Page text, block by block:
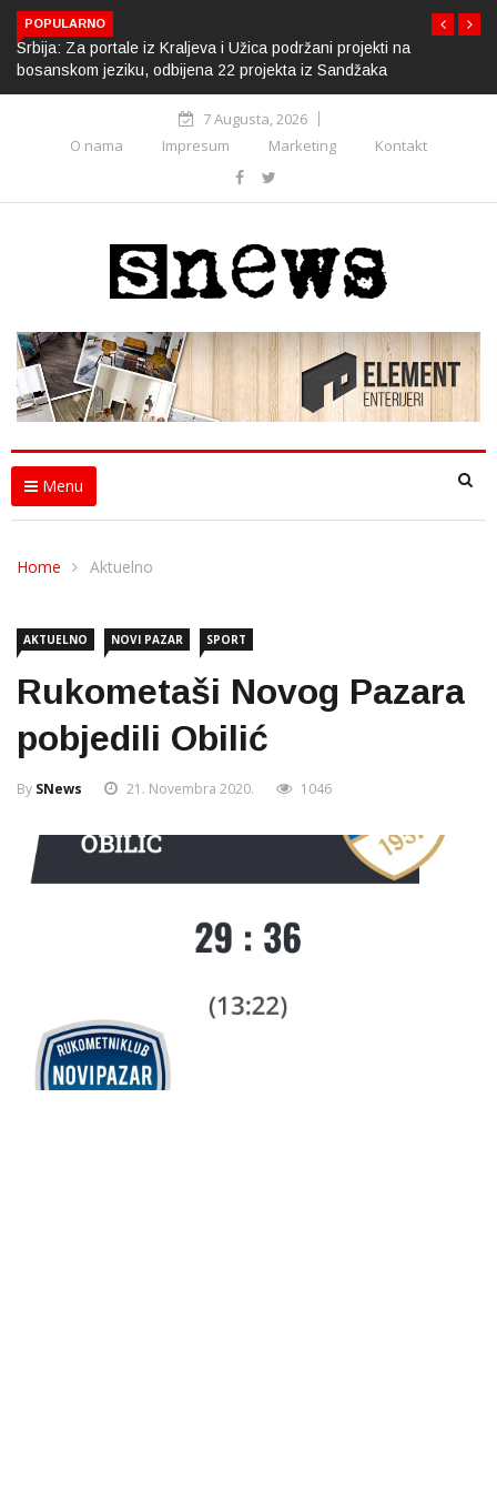
POPULARNO
Srbija: Za portale iz Kraljeva i Užica podržani projekti na
bosanskom jeziku, odbijena 22 projekta iz Sandžaka
7 Augusta, 2026
O nama
Impresum Marketing Kontakt
Menu
Home Aktuelno
AKTUELNO NOVI PAZAR SPORT
Rukometaši Novog Pazara
pobjedili Obilić
By SNews 21. Novembra 2020. 1046